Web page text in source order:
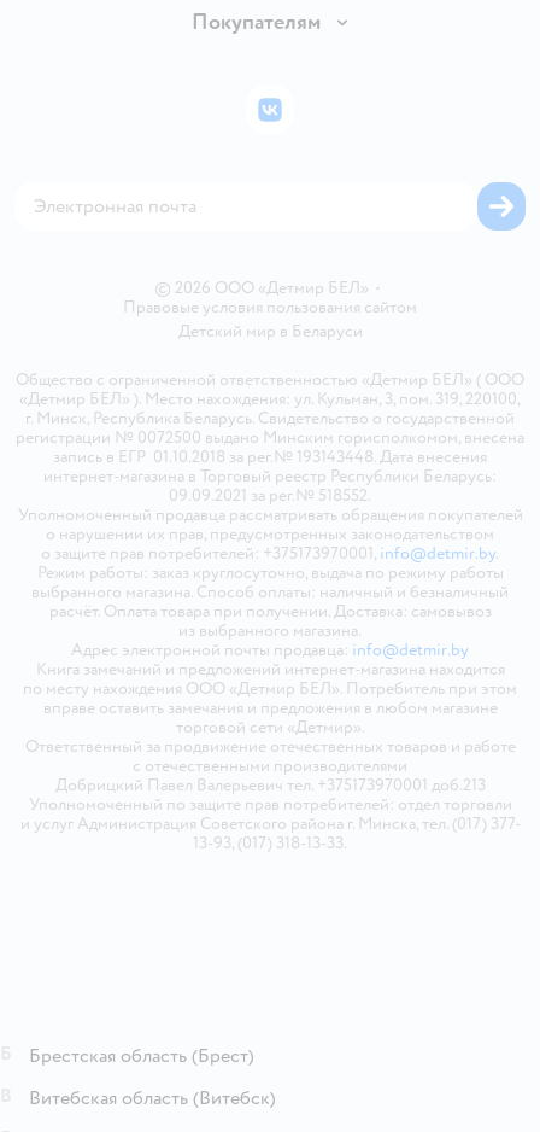
Правила продажи
Политика использования файлов cookie
Вакансии
Покупателям
Бонусные карты
© 2026 ООО «Детмир БЕЛ» •
Правовые условия пользования сайтом
Детский мир в Беларуси
Общество с ограниченной ответственностью «Детмир БЕЛ» ( ООО
«Детмир БЕЛ» ). Место нахождения: ул. Кульман, 3, пом. 319, 220100,
г. Минск, Республика Беларусь. Свидетельство о государственной
регистрации № 0072500 выдано Минским горисполкомом, внесена
запись в ЕГР 01.10.2018 за рег.№ 193143448. Дата внесения
интернет-магазина в Торговый реестр Республики Беларусь:
09.09.2021 за рег.№ 518552.
Уполномоченный продавца рассматривать обращения покупателей
о нарушении их прав, предусмотренных законодательством
о защите прав потребителей: +375173970001, info@detmir.by.
Режим работы: заказ круглосуточно, выдача по режиму работы
выбранного магазина. Способ оплаты: наличный и безналичный
расчёт. Оплата товара при получении. Доставка: самовывоз
из выбранного магазина.
Адрес электронной почты продавца: info@detmir.by
Книга замечаний и предложений интернет-магазина находится
по месту нахождения ООО «Детмир БЕЛ». Потребитель при этом
вправе оставить замечания и предложения в любом магазине
торговой сети «Детмир».
Ответственный за продвижение отечественных товаров и работе
с отечественными производителями
Добрицкий Павел Валерьевич тел. +375173970001 доб.213
Уполномоченный по защите прав потребителей: отдел торговли
и услуг Администрация Советского района г. Минска, тел. (017) 377-
13-93, (017) 318-13-33.
ВКонтакте
Брестская область (Брест)
Витебская область (Витебск)